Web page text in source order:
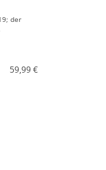
der
59,99 €